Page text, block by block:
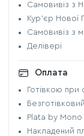
Самовивіз з
Кур'єр Нової
Самовивіз з
Делівері
Оплата
Готівкою при
Plata by Mono
Накладений